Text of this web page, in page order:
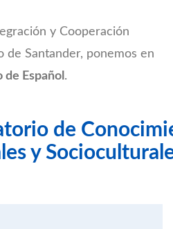
y Cooperación
de Santander, ponemos en
de Español .
de
y